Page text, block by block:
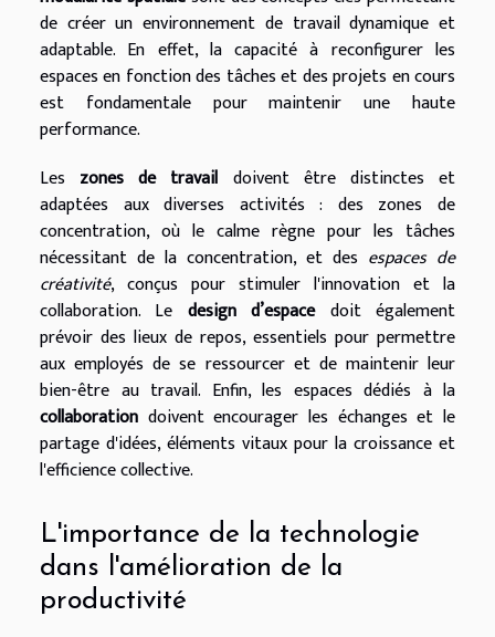
de créer un environnement de travail dynamique et
adaptable. En effet, la capacité à reconfigurer les
espaces en fonction des tâches et des projets en cours
est fondamentale pour maintenir une haute
performance.
Les zones de travail doivent être distinctes et
adaptées aux diverses activités : des zones de
concentration, où le calme règne pour les tâches
nécessitant de la concentration, et des espaces de
créativité, conçus pour stimuler l'innovation et la
collaboration. Le design d’espacedoit également
prévoir des lieux de repos, essentiels pour permettre
aux employés de se ressourcer et de maintenir leur
bien-être au travail. Enfin, les espaces dédiés à la
collaboration doivent encourager les échanges et le
partage d'idées, éléments vitaux pour la croissance et
l'efficience collective.
L'importance de la technologie
dans l'amélioration de la
productivité